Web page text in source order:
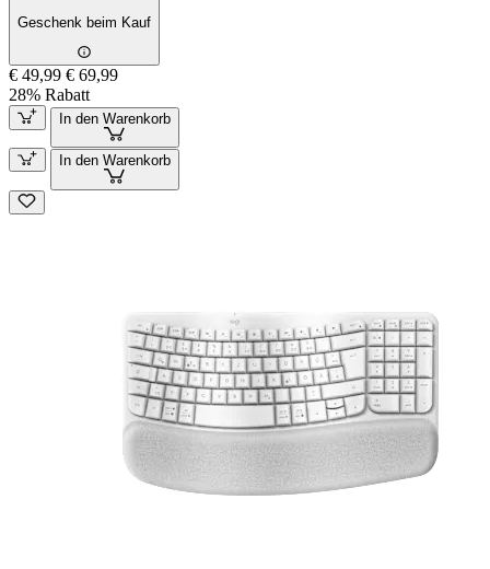
Geschenk beim Kauf
€ 49,99 € 69,99
28% Rabatt
In den Warenkorb
In den Warenkorb